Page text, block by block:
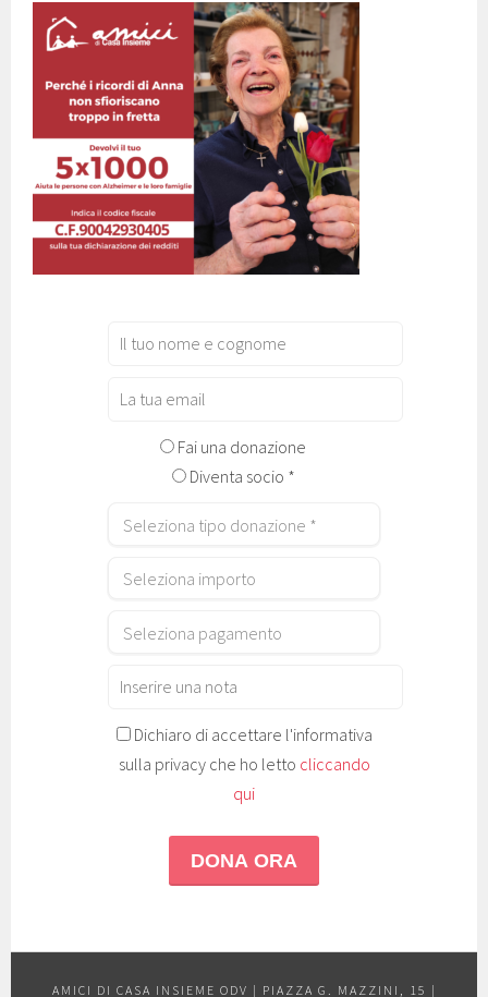
Fai una donazione
Diventa socio *
Dichiaro di accettare l'informativa
sulla privacy che ho letto cliccando
qui
AMICI DI CASA INSIEME ODV | PIAZZA G. MAZZINI, 15 |